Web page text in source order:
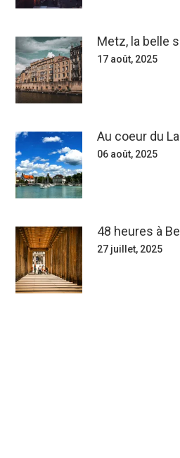
Metz, la belle
17 août, 2025
Au coeur du
06 août, 2025
48 heures à
27 juillet, 2025